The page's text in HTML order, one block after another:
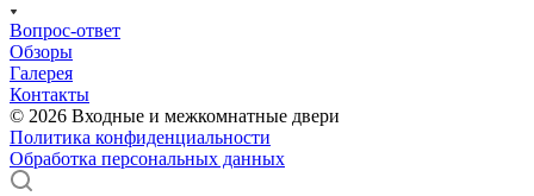
Вопрос-ответ
Обзоры
Галерея
Контакты
© 2026 Входные и межкомнатные двери
Политика конфиденциальности
Обработка персональных данных